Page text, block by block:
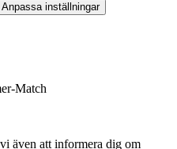
Anpassa inställningar
Match
även att informera dig om